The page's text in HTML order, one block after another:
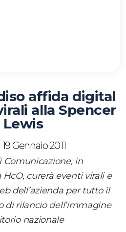
affida digital
alla Spencer
Lewis
19 Gennaio 2011
Comunicazione, in
curerà eventi virali e
dell’azienda per tutto il
di rilancio dell’immagine
nazionale